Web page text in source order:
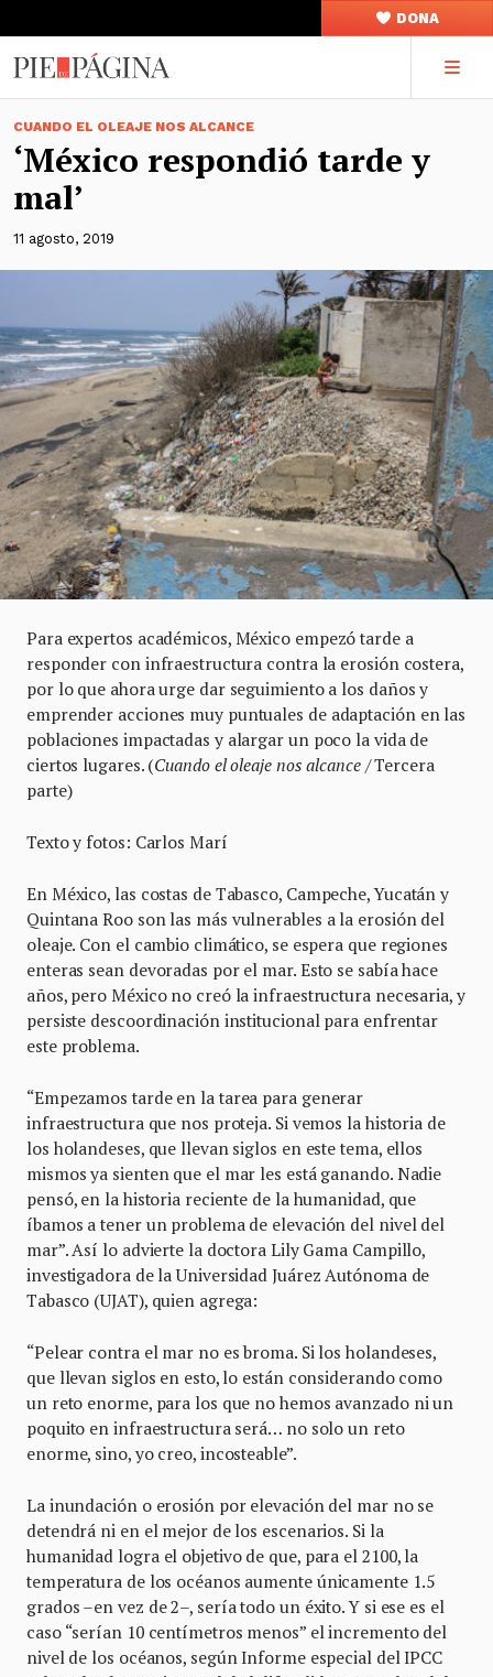
DONA
CUANDO EL OLEAJE NOS ALCANCE
‘México respondió tarde y
mal’
11 agosto, 2019
Para expertos académicos, México empezó tarde a
responder con infraestructura contra la erosión costera,
por lo que ahora urge dar seguimiento a los daños y
emprender acciones muy puntuales de adaptación en las
poblaciones impactadas y alargar un poco la vida de
ciertos lugares. (Cuando el oleaje nos alcance/ Tercera
parte)
Texto y fotos: Carlos Marí
En México, las costas de Tabasco, Campeche, Yucatán y
Quintana Roo son las más vulnerables a la erosión del
oleaje. Con el cambio climático, se espera que regiones
enteras sean devoradas por el mar. Esto se sabía hace
años, pero México no creó la infraestructura necesaria, y
persiste descoordinación institucional para enfrentar
este problema.
“Empezamos tarde en la tarea para generar
infraestructura que nos proteja. Si vemos la historia de
los holandeses, que llevan siglos en este tema, ellos
mismos ya sienten que el mar les está ganando. Nadie
pensó, en la historia reciente de la humanidad, que
íbamos a tener un problema de elevación del nivel del
mar”. Así lo advierte la doctora Lily Gama Campillo,
investigadora de la Universidad Juárez Autónoma de
Tabasco (UJAT), quien agrega:
“Pelear contra el mar no es broma. Si los holandeses,
que llevan siglos en esto, lo están considerando como
un reto enorme, para los que no hemos avanzado ni un
poquito en infraestructura será… no solo un reto
enorme, sino, yo creo, incosteable”.
La inundación o erosión por elevación del mar no se
detendrá ni en el mejor de los escenarios. Si la
humanidad logra el objetivo de que, para el 2100, la
temperatura de los océanos aumente únicamente 1.5
grados –en vez de 2–, sería todo un éxito. Y si ese es el
caso “serían 10 centímetros menos” el incremento del
nivel de los océanos, según Informe especial del IPCC